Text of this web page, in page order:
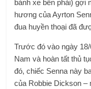
bánh xe bên phải) gợi
hương của Ayrton
đua huyền thoại đã
Trước đó vào ngày
Nam và hoàn tất thủ
đó, chiếc Senna này
của Robbie Dickson